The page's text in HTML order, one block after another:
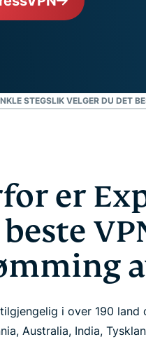
STEGSLIK VELGER DU DET
er
i over 190 land
Australia, India,